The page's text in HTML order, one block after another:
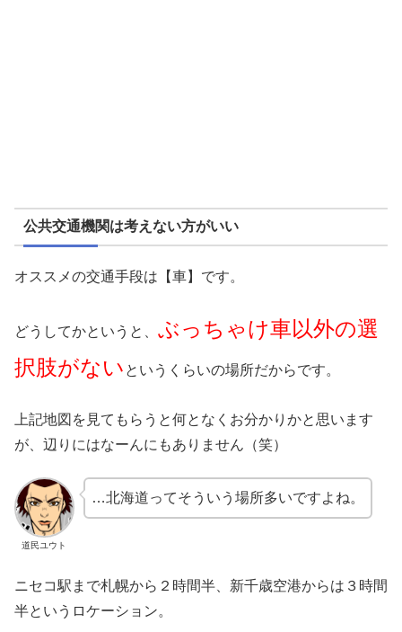
公共交通機関は考えない方がいい
オススメの交通手段は【車】です。
どうしてかというと、 ぶっちゃけ車以外の選
択肢がない というくらいの場所だからです。
上記地図を見てもらうと何となくお分かりかと思います
が、辺りにはなーんにもありません（笑）
道民ユウト
…北海道ってそういう場所多いですよね。
ニセコ駅まで札幌から２時間半、新千歳空港からは３時間
半というロケーション。